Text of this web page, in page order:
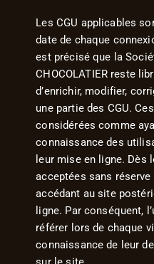
Les CGU applicables
date de chaque
est précisé que la
CHOCOLATIER reste
d’enrichir, modifier,
une partie des CGU.
considérées comme
connaissance des
leur mise en ligne. Dès
acceptées sans
accédant au site
ligne. Par conséquent,
référer lors de chaque
connaissance de leur